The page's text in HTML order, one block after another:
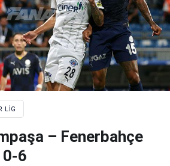
LIG
– Fenerbahçe
0-6